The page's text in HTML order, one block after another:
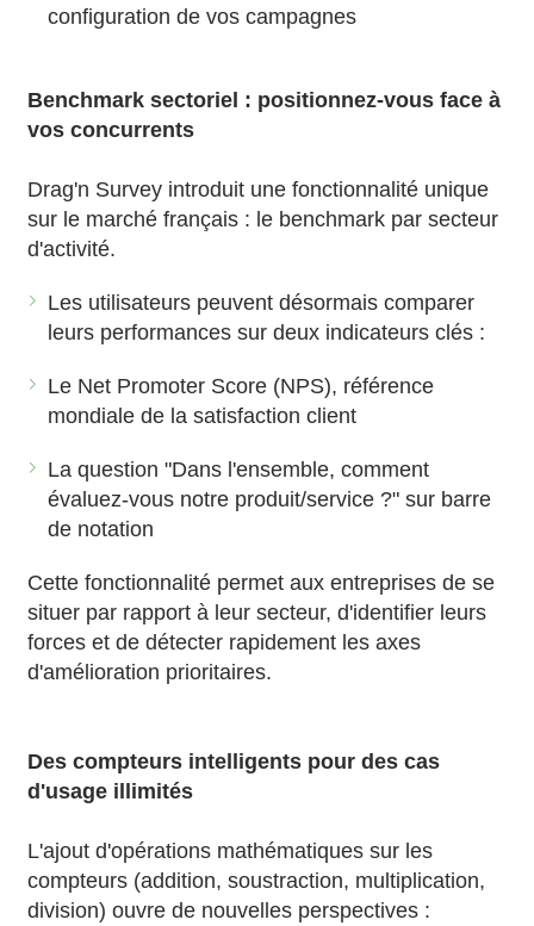
configuration de vos campagnes
Benchmark sectoriel : positionnez-vous face à
vos concurrents
Drag'n Survey introduit une fonctionnalité unique
sur le marché français : le benchmark par secteur
d'activité.
Les utilisateurs peuvent désormais comparer
leurs performances sur deux indicateurs clés :
Le Net Promoter Score (NPS), référence
mondiale de la satisfaction client
La question "Dans l'ensemble, comment
évaluez-vous notre produit/service ?" sur barre
de notation
Cette fonctionnalité permet aux entreprises de se
situer par rapport à leur secteur, d'identifier leurs
forces et de détecter rapidement les axes
d'amélioration prioritaires.
Des compteurs intelligents pour des cas
d'usage illimités
L'ajout d'opérations mathématiques sur les
compteurs (addition, soustraction, multiplication,
division) ouvre de nouvelles perspectives :